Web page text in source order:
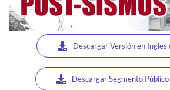
Descargar Versión en Ingles
Descargar Segmento